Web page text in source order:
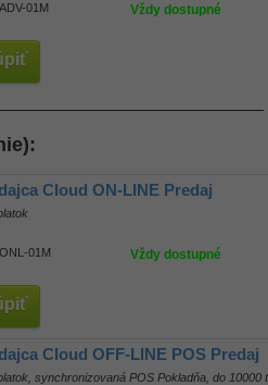
01M Vždy dostupné
Cloud ON-LINE Predaj
01M Vždy dostupné
Cloud OFF-LINE POS Predaj
synchronizovaná POS Pokladňa, do 10000